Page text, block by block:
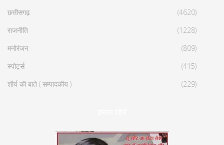
छत्तीसगढ़
(4620)
राजनीति
(1228)
मनोरंजन
(809)
स्पोर्ट्स
(415)
शौर्य की बाते ( सम्पादकीय )
(229)